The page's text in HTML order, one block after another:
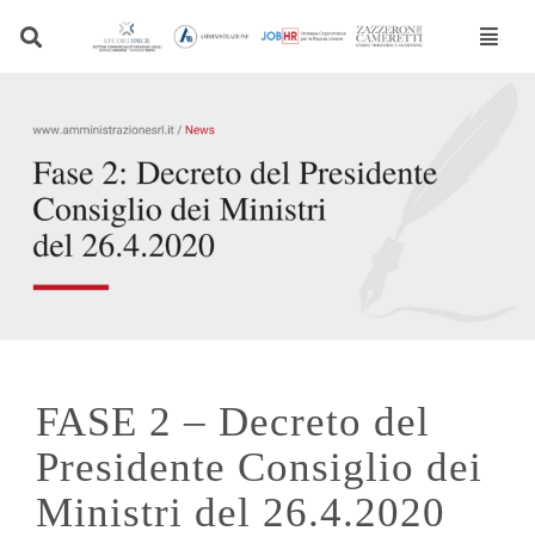
FASE 2 – Decreto del
Presidente Consiglio dei
Ministri del 26.4.2020